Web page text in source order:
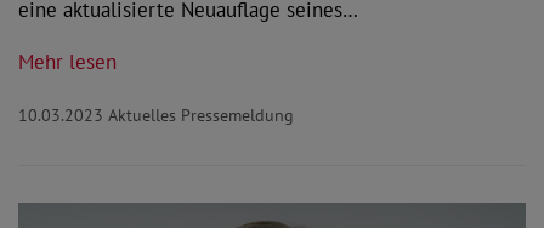
eine aktualisierte Neuauflage seines…
Mehr lesen
10.03.2023 Aktuelles Pressemeldung